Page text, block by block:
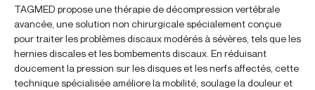
TAGMED propose une thérapie de décompression vertébrale
avancée, une solution non chirurgicale spécialement conçue
pour traiter les problèmes discaux modérés à sévères, tels que les
hernies discales et les bombements discaux. En réduisant
doucement la pression sur les disques et les nerfs affectés, cette
technique spécialisée améliore la mobilité, soulage la douleur et